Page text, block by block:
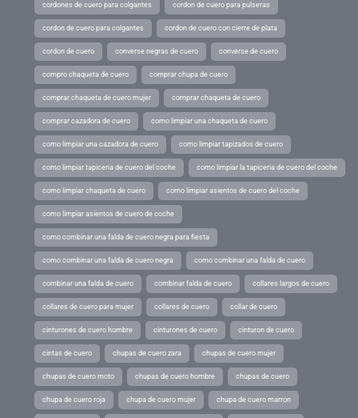
cordones de cuero para colgantes cordon de cuero para pulseras
cordon de cuero para colgantes cordon de cuero con cierre de plata
cordon de cuero converse negras de cuero converse de cuero
compro chaqueta de cuero comprar chupa de cuero
comprar chaqueta de cuero mujer comprar chaqueta de cuero
comprar cazadora de cuero como limpiar una chaqueta de cuero
como limpiar una cazadora de cuero como limpiar tapizados de cuero
como limpiar tapiceria de cuero del coche como limpiar la tapiceria de cuero del coche
como limpiar chaqueta de cuero como limpiar asientos de cuero del coche
como limpiar asientos de cuero de coche
como combinar una falda de cuero negra para fiesta
como combinar una falda de cuero negra como combinar una falda de cuero
combinar una falda de cuero combinar falda de cuero collares largos de cuero
collares de cuero para mujer collares de cuero collar de cuero
cinturones de cuero hombre cinturones de cuero cinturon de cuero
cintas de cuero chupas de cuero zara chupas de cuero mujer
chupas de cuero moto chupas de cuero hombre chupas de cuero
chupa de cuero roja chupa de cuero mujer chupa de cuero marron